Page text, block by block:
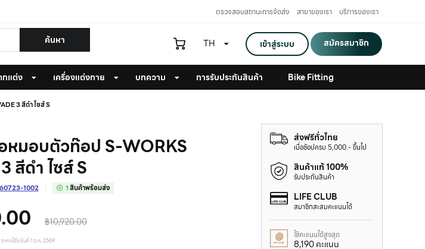
ตรวจสอบสถานะการจัดส่ง สาขาของเรา บริการของเรา
ค้นหา เข้าสู่ระบบ สมัครสมาชิก
TH
แต่ง เครื่องแต่งกาย บทความ การรับประกันสินค้า Bike Fitting
3 สีดำ ไซส์ S
หมอบตัวท๊อป S-WORKS
สีดำ ไซส์ S
1002 1สินค้าพร้อมส่ง
฿10,920.00
ราคานี้ถึงวันที่ 1 ต.ค. 2569
ส่งฟรีทั่วไทย
เมื่อช้อปครบ 5,000.- ขึ้นไป
สินค้าแท้ 100%
รับประกันสินค้า
LIFE CLUB
สมาชิกสะสมคะแนนได้
ใช้คะแนนได้สูงสุด
8,190 คะแนน